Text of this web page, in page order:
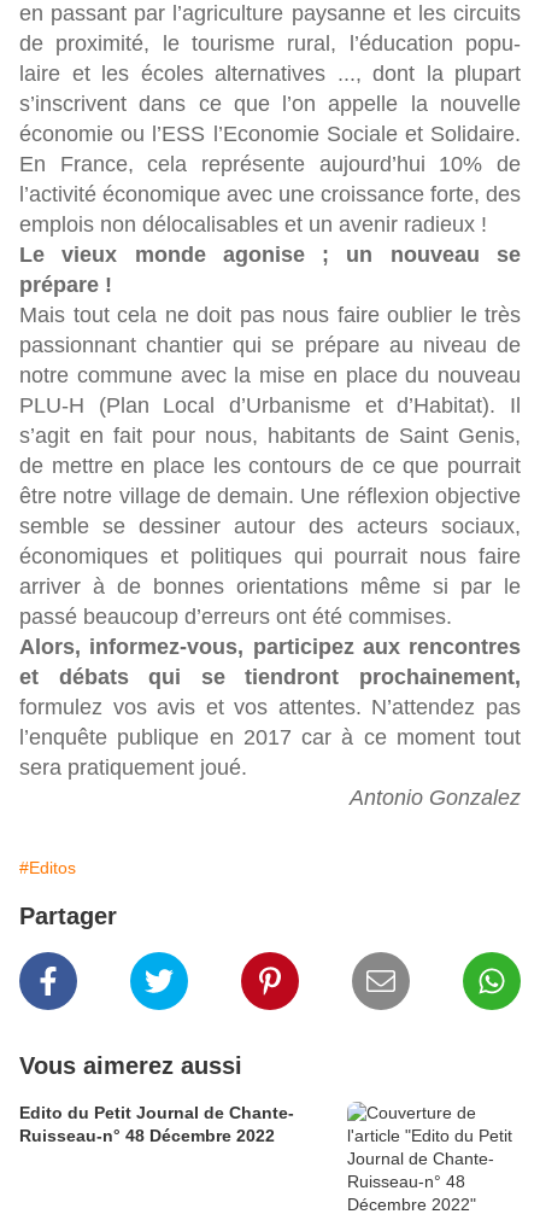
en passant par l’agriculture paysanne et les circuits
de proximité, le tourisme rural, l’éducation popu-
laire et les écoles alternatives ..., dont la plupart
s’inscrivent dans ce que l’on appelle la nouvelle
économie ou l’ESS l’Economie Sociale et Solidaire.
En France, cela représente aujourd’hui 10% de
l’activité économique avec une croissance forte, des
emplois non délocalisables et un avenir radieux !
Le vieux monde agonise ; un nouveau se
prépare !
Mais tout cela ne doit pas nous faire oublier le très
passionnant chantier qui se prépare au niveau de
notre commune avec la mise en place du nouveau
PLU-H (Plan Local d’Urbanisme et d’Habitat). Il
s’agit en fait pour nous, habitants de Saint Genis,
de mettre en place les contours de ce que pourrait
être notre village de demain. Une réflexion objective
semble se dessiner autour des acteurs sociaux,
économiques et politiques qui pourrait nous faire
arriver à de bonnes orientations même si par le
passé beaucoup d’erreurs ont été commises.
Alors, informez-vous, participez aux rencontres
et débats qui se tiendront prochainement,
formulez vos avis et vos attentes. N’attendez pas
l’enquête publique en 2017 car à ce moment tout
sera pratiquement joué.
Antonio Gonzalez
#Editos
Partager
Vous aimerez aussi
Edito du Petit Journal de Chante-
Ruisseau-n° 48 Décembre 2022